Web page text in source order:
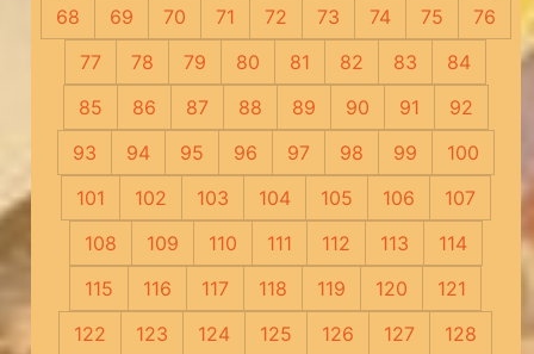
68
69 70 71 72 73 74 75
76
77
78 79 80 81 82 83
84
85
86 87 88 89 90 91
92
93
94 95 96 97 98 99
100
101
102 103 104 105 106
107
108
109 110 111 112 113
114
115
116 117 118 119 120
121
122
123 124 125 126 127
128